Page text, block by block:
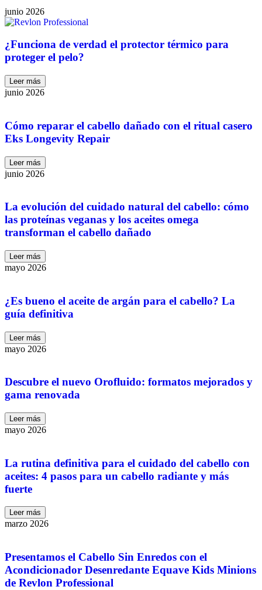
junio 2026
¿Funciona de verdad el protector térmico para
proteger el pelo?
Leer más
junio 2026
Cómo reparar el cabello dañado con el ritual casero
Eks Longevity Repair
Leer más
junio 2026
La evolución del cuidado natural del cabello: cómo
las proteínas veganas y los aceites omega
transforman el cabello dañado
Leer más
mayo 2026
¿Es bueno el aceite de argán para el cabello? La
guía definitiva
Leer más
mayo 2026
Descubre el nuevo Orofluido: formatos mejorados y
gama renovada
Leer más
mayo 2026
La rutina definitiva para el cuidado del cabello con
aceites: 4 pasos para un cabello radiante y más
fuerte
Leer más
marzo 2026
Presentamos el Cabello Sin Enredos con el
Acondicionador Desenredante Equave Kids Minions
de Revlon Professional